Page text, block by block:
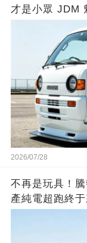
才是小眾 JDM
2026/07/28
不再是玩具！
產純電超跑終于